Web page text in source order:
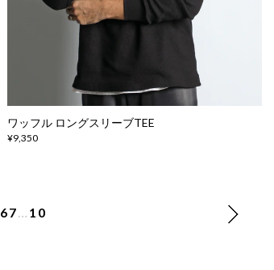
ワッフル ロングスリーブTEE
¥9,350
67… 10